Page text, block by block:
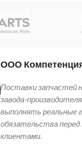
ООО
Поставки запчастей
завода-
выполнять реальные
обязательства
клиентами.